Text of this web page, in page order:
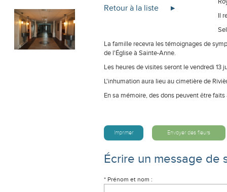
Retour à la liste
Il
La famille recevra les témoignages de
de l'Église à Sainte-Anne.
Les heures de visites seront le vendredi 13
L'inhumation aura lieu au cimetière de
En sa mémoire, des dons peuvent être
Imprimer Envoyer des fleurs
Écrire un message de
* Prénom et nom :